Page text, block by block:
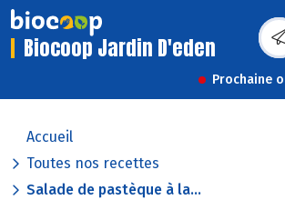
Biocoop Jardin D'eden
Prochaine
Accueil
Toutes nos recettes
Salade de pastèque à la...